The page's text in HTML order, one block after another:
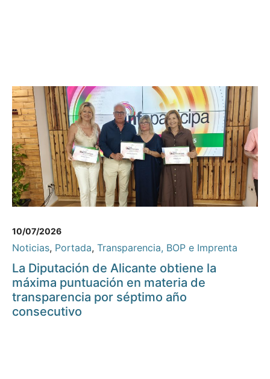
10/07/2026
Noticias, Portada, Transparencia, BOP e Imprenta
La Diputación de Alicante obtiene la
máxima puntuación en materia de
transparencia por séptimo año
consecutivo